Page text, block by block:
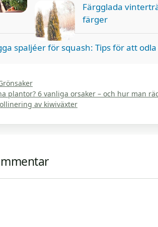
Färgglada
färger
spaljéer för squash: Tips för att
plantor? 6 vanliga orsaker – och hur man
av kiwiväxter